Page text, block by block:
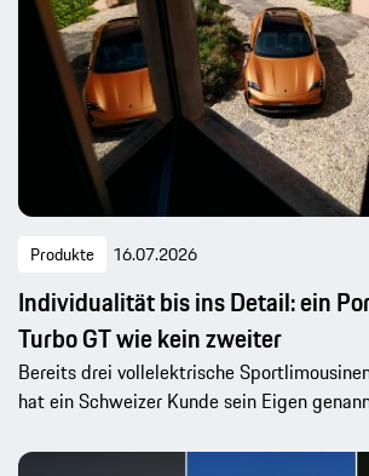
Produkte 16.07.2026
Individualität bis ins Detail: ein
Turbo GT wie kein zweiter
Bereits drei vollelektrische
hat ein Schweizer Kunde sein Eigen